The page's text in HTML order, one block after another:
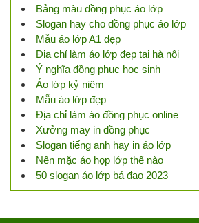
Bảng màu đồng phục áo lớp
Slogan hay cho đồng phục áo lớp
Mẫu áo lớp A1 đẹp
Địa chỉ làm áo lớp đẹp tại hà nội
Ý nghĩa đồng phục học sinh
Áo lớp kỷ niệm
Mẫu áo lớp đẹp
Địa chỉ làm áo đồng phục online
Xưởng may in đồng phục
Slogan tiếng anh hay in áo lớp
Nên mặc áo họp lớp thế nào
50 slogan áo lớp bá đạo 2023